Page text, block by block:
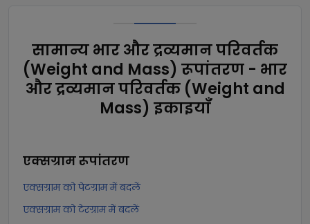
सामान्य भार और द्रव्यमान परिवर्तक
(Weight and Mass) रूपांतरण - भार
और द्रव्यमान परिवर्तक (Weight and
Mass) इकाइयाँ
एक्सग्रामरूपांतरण
एक्सग्राम को पेटग्राम में बदलें
एक्सग्राम को टेरग्राम में बदलें